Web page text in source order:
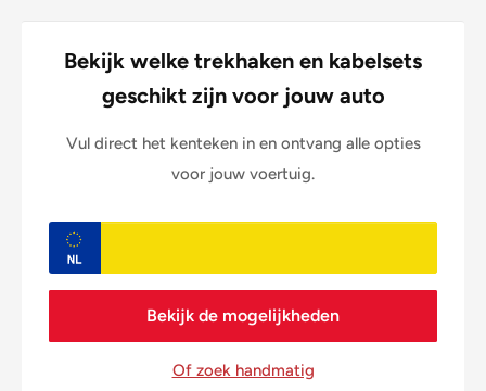
Bekijk welke trekhaken en kabelsets
geschikt zijn voor jouw auto
Vul direct het kenteken in en ontvang alle opties
voor jouw voertuig.
Bekijk de mogelijkheden
Of zoek handmatig